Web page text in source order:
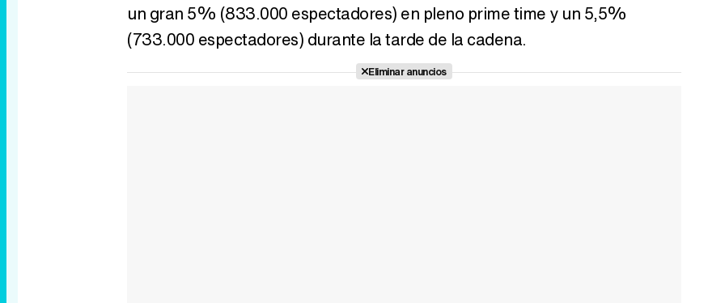
un gran 5% (833.000 espectadores) en pleno prime time y un 5,5%
(733.000 espectadores) durante la tarde de la cadena.
Eliminar anuncios